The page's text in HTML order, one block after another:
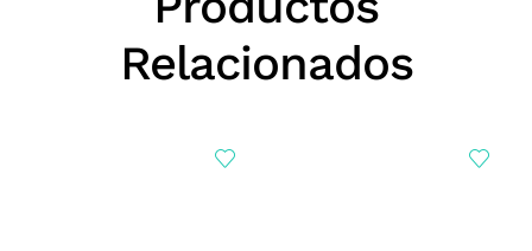
Relacionados